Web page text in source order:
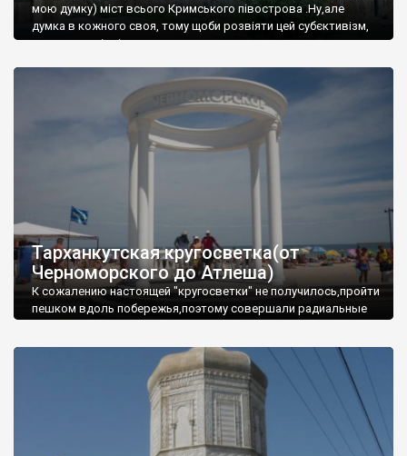
мою думку) міст всього Кримського півострова .Ну,але
думка в кожного своя, тому щоби розвіяти цей субєктивізм,
запрошую відвідати це
Тарханкутская кругосветка(от
Черноморского до Атлеша)
К сожалению настоящей "кругосветки" не получилось,пройти
пешком вдоль побережья,поэтому совершали радиальные